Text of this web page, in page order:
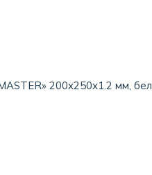
200x250x1.2 мм,